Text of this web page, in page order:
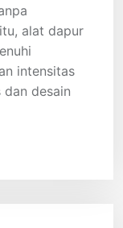
alat dapur
intensitas
desain